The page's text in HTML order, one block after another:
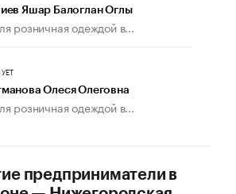
стареет иначе». Как живет глава
Яшар Балоглан Оглы
розничная одеждой в...
Олеся Олеговна
розничная одеждой в...
предприниматели в